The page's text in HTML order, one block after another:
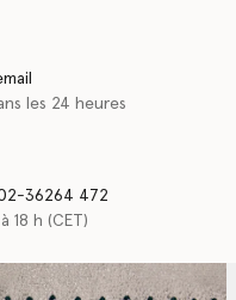
les 24 heures
36264 472
18 h (CET)